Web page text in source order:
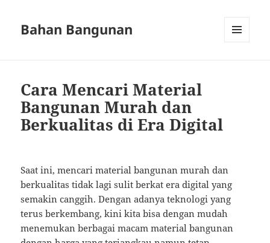
Bahan Bangunan
Cara Mencari Material
Bangunan Murah dan
Berkualitas di Era Digital
Saat ini, mencari material bangunan murah dan
berkualitas tidak lagi sulit berkat era digital yang
semakin canggih. Dengan adanya teknologi yang
terus berkembang, kini kita bisa dengan mudah
menemukan berbagai macam material bangunan